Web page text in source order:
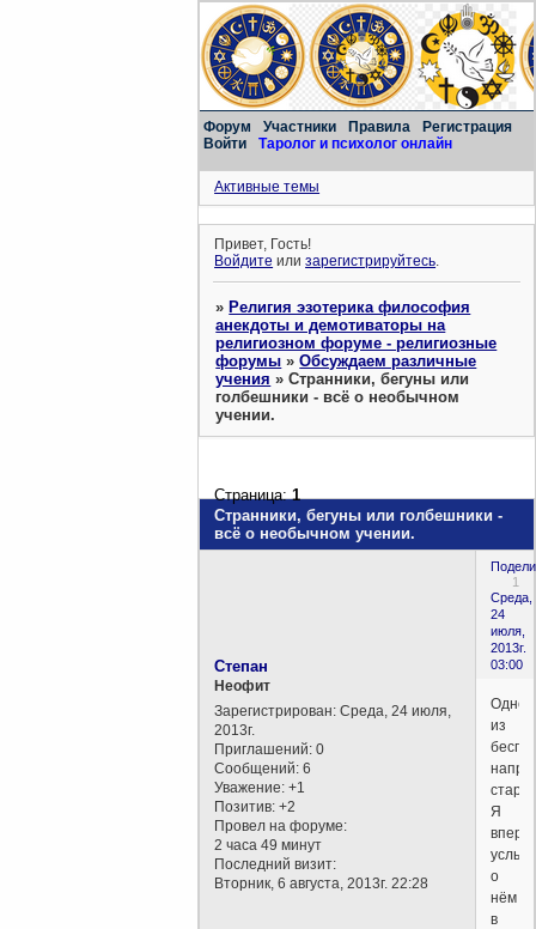
Форум Участники Правила
Регистрация
Войти
Таролог и психолог онлайн
Активные темы
Привет, Гость!
Войдите илизарегистрируйтесь.
»Религия эзотерика философия
анекдоты и демотиваторы на
религиозном форуме - религиозные
форумы »Обсуждаем различные
учения »Странники, бегуны или
голбешники - всё о необычном
учении.
Странники, бегуны или голбешники -
всё о необычном учении.
Страница:1
1
Среда,
24
июля,
2013г.
03:00
Степан
Неофит
Зарегистрирован: Среда, 24 июля,
2013г.
Приглашений: 0
Сообщений: 6
Уважение: +1
Позитив: +2
Провел на форуме:
2 часа 49 минут
Последний визит:
Вторник, 6 августа, 2013г. 22:28
Одно
из
Я
о
нём
в